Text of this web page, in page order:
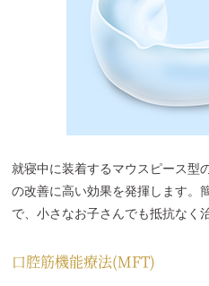
就寝中に装着するマウスピース型
の改善に高い効果を発揮します。
で、小さなお子さんでも抵抗なく
口腔筋機能療法(MFT)